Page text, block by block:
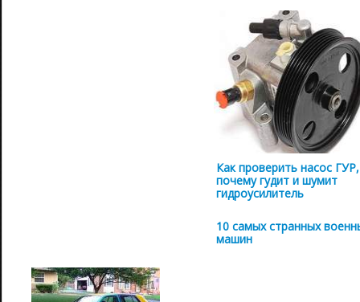
Как проверить насос ГУР,
почему гудит и шумит
гидроусилитель
10 самых странных
машин